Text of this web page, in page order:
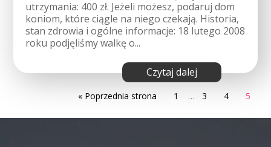
utrzymania: 400 zł. Jeżeli możesz, podaruj dom
koniom, które ciągle na niego czekają. Historia,
stan zdrowia i ogólne informacje: 18 lutego 2008
roku podjęliśmy walkę o...
czytaj dalej
« Poprzednia strona 1 … 3 4 5